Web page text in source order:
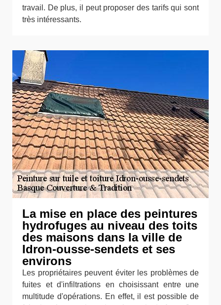
travail. De plus, il peut proposer des tarifs qui sont
très intéressants.
La mise en place des peintures
hydrofuges au niveau des toits
des maisons dans la ville de
Idron-ousse-sendets et ses
environs
Les propriétaires peuvent éviter les problèmes de
fuites et d'infiltrations en choisissant entre une
multitude d'opérations. En effet, il est possible de